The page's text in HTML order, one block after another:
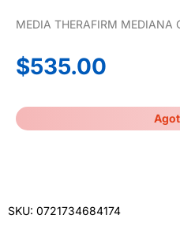
MEDIA THERAFIRM MEDIANA
$535.00
SKU: 0721734684174